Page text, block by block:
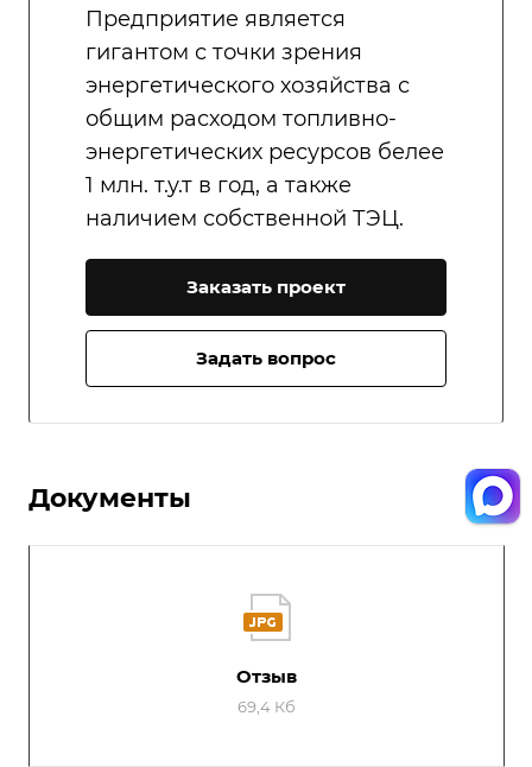
Предприятие является
гигантом с точки зрения
энергетического хозяйства с
общим расходом топливно-
энергетических ресурсов белее
1 млн. т.у.т в год, а также
наличием собственной ТЭЦ.
Заказать проект
Задать вопрос
Документы
Отзыв
69,4 Кб